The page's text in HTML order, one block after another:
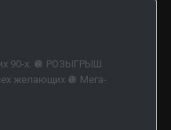
90-х. 🪩 РОЗЫГРЫШ
желающих 🪩 Мега-